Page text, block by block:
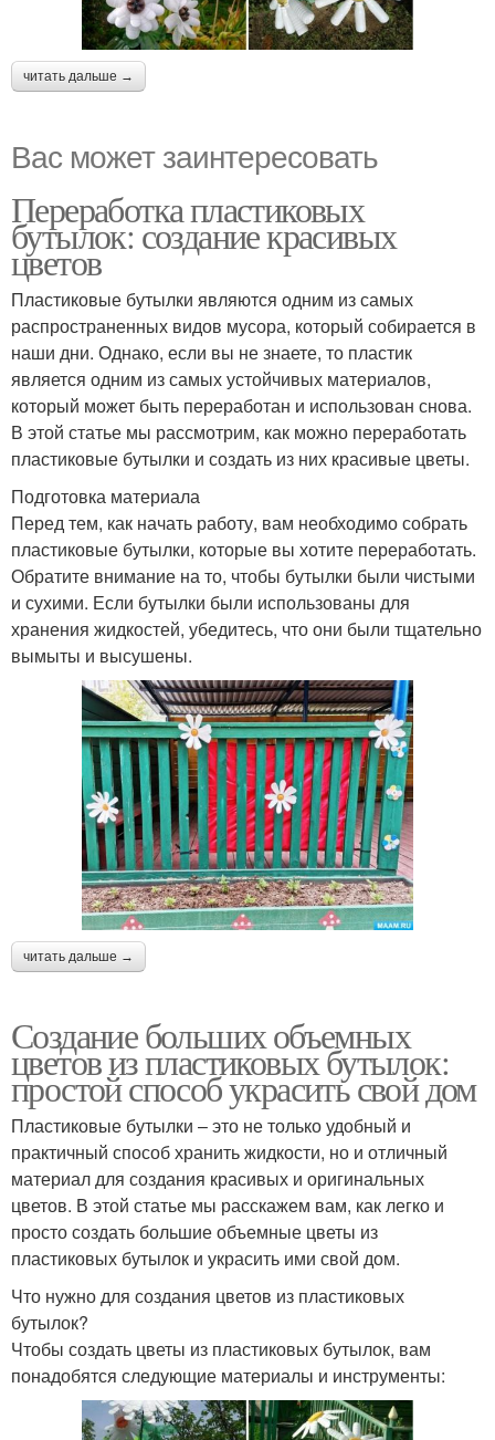
читать дальше →
Вас может заинтересовать
Переработка пластиковых
бутылок: создание красивых
цветов
Пластиковые бутылки являются одним из самых
распространенных видов мусора, который собирается в
наши дни. Однако, если вы не знаете, то пластик
является одним из самых устойчивых материалов,
который может быть переработан и использован снова.
В этой статье мы рассмотрим, как можно переработать
пластиковые бутылки и создать из них красивые цветы.
Подготовка материала
Перед тем, как начать работу, вам необходимо собрать
пластиковые бутылки, которые вы хотите переработать.
Обратите внимание на то, чтобы бутылки были чистыми
и сухими. Если бутылки были использованы для
хранения жидкостей, убедитесь, что они были тщательно
вымыты и высушены.
читать дальше →
Создание больших объемных
цветов из пластиковых бутылок:
простой способ украсить свой дом
Пластиковые бутылки – это не только удобный и
практичный способ хранить жидкости, но и отличный
материал для создания красивых и оригинальных
цветов. В этой статье мы расскажем вам, как легко и
просто создать большие объемные цветы из
пластиковых бутылок и украсить ими свой дом.
Что нужно для создания цветов из пластиковых
бутылок?
Чтобы создать цветы из пластиковых бутылок, вам
понадобятся следующие материалы и инструменты: